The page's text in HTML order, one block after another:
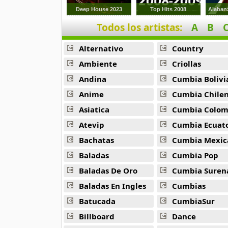
9 músicas online
Anonimus
20 músicas online
Anton La Voz De Oro
10 músicas online
Anuel Aa
257 músicas online
Arcangel
416 músicas online
Arcangel Y De La Ghetto
101 músicas online
Arthur
4 músicas online
Deep House 2023 Top Hits 2008
Todos los artistas: A B
Alternativo
Ambiente
Andina
Anime
Asiatica
Atevip
Bachatas
Baladas
Baladas De Oro
Baladas En Ingles
Batucada
Billboard
Country
Criollas
Cumbia
Cumbia
Cumbia
Cumbia
Cumbia
Cumbia Pop
Cumbia
Cumbias
CumbiaSur
Dance